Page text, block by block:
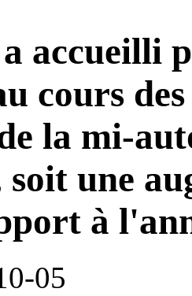
accueilli
cours
la mi-
une
à
05